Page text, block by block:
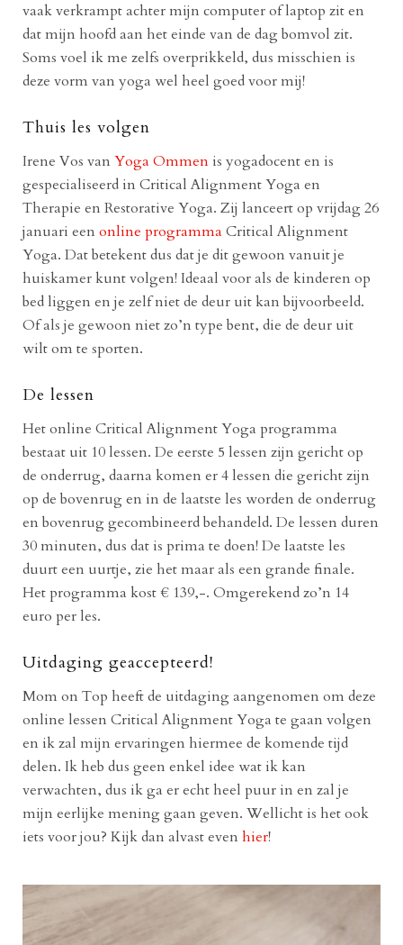
vaak verkrampt achter mijn computer of laptop zit en
dat mijn hoofd aan het einde van de dag bomvol zit.
Soms voel ik me zelfs overprikkeld, dus misschien is
deze vorm van yoga wel heel goed voor mij!
Thuis les volgen
Irene Vos van Yoga Ommen is yogadocent en is
gespecialiseerd in Critical Alignment Yoga en
Therapie en Restorative Yoga. Zij lanceert op vrijdag 26
januari een online programma Critical Alignment
Yoga. Dat betekent dus dat je dit gewoon vanuit je
huiskamer kunt volgen! Ideaal voor als de kinderen op
bed liggen en je zelf niet de deur uit kan bijvoorbeeld.
Of als je gewoon niet zo’n type bent, die de deur uit
wilt om te sporten.
De lessen
Het online Critical Alignment Yoga programma
bestaat uit 10 lessen. De eerste 5 lessen zijn gericht op
de onderrug, daarna komen er 4 lessen die gericht zijn
op de bovenrug en in de laatste les worden de onderrug
en bovenrug gecombineerd behandeld. De lessen duren
30 minuten, dus dat is prima te doen! De laatste les
duurt een uurtje, zie het maar als een grande finale.
Het programma kost € 139,-. Omgerekend zo’n 14
euro per les.
Uitdaging geaccepteerd!
Mom on Top heeft de uitdaging aangenomen om deze
online lessen Critical Alignment Yoga te gaan volgen
en ik zal mijn ervaringen hiermee de komende tijd
delen. Ik heb dus geen enkel idee wat ik kan
verwachten, dus ik ga er echt heel puur in en zal je
mijn eerlijke mening gaan geven. Wellicht is het ook
iets voor jou? Kijk dan alvast even hier!